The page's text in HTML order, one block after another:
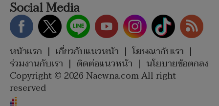
Social Media
หน้าแรก | เกี่ยวกับแนวหน้า | โฆษณากับเรา |
ร่วมงานกับเรา | ติดต่อแนวหน้า | นโยบายข้อตกลง
Copyright © 2026 Naewna.com All right
reserved